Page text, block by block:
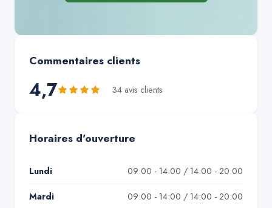
Commentaires clients
4,7 34 avis clients
Horaires d'ouverture
Lundi 09:00 - 14:00 / 14:00 - 20:00
Mardi 09:00 - 14:00 / 14:00 - 20:00